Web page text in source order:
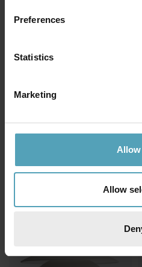
Preferences
Statistics
Marketing
Allow
Allow
Primus I Ø43 taklampa
Andra
PRISMATCH